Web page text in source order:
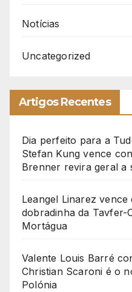
Notícias
Uncategorized
Artigos Recentes
Dia perfeito para a
Stefan Kung vence
Brenner revira geral a
Leangel Linarez vence
dobradinha da Tavfer-
Mortágua
Valente Louis Barré
Christian Scaroni é o
Polónia